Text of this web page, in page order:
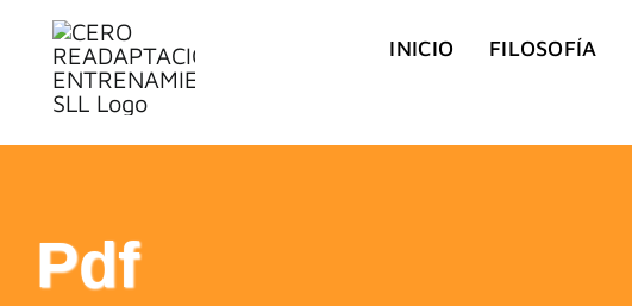
Saltar
contenido
INICIO FILOSOFÍA
Pdf